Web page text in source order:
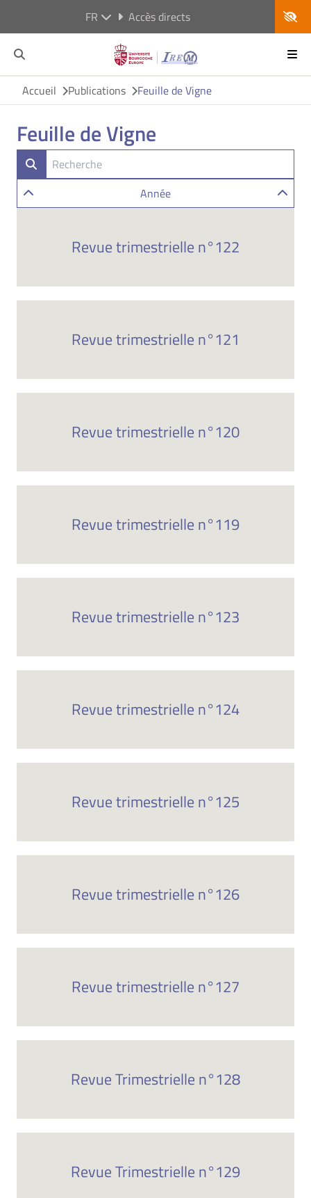
FR Accès directs
Accueil Publications Feuille de Vigne
Feuille de Vigne
Année
Revue trimestrielle n°122
Revue trimestrielle n°121
Revue trimestrielle n°120
Revue trimestrielle n°119
Revue trimestrielle n°123
Revue trimestrielle n°124
Revue trimestrielle n°125
Revue trimestrielle n°126
Revue trimestrielle n°127
Revue Trimestrielle n°128
Revue Trimestrielle n°129